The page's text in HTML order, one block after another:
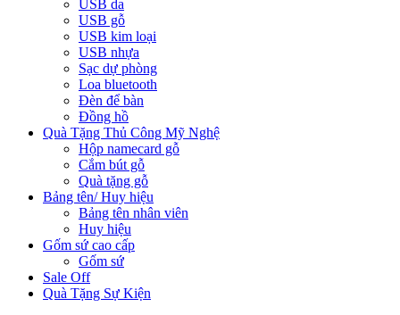
USB da
USB gỗ
USB kim loại
USB nhựa
Sạc dự phòng
Loa bluetooth
Đèn để bàn
Đồng hồ
Quà Tặng Thủ Công Mỹ Nghệ
Hộp namecard gỗ
Cắm bút gỗ
Quà tặng gỗ
Bảng tên/ Huy hiệu
Bảng tên nhân viên
Huy hiệu
Gốm sứ cao cấp
Gốm sứ
Sale Off
Quà Tặng Sự Kiện